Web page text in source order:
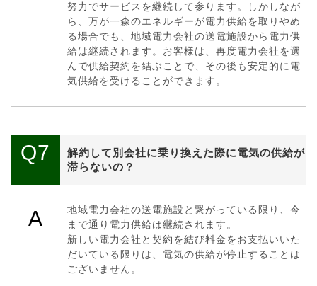
努力でサービスを継続して参ります。しかしなが
ら、万が一森のエネルギーが電力供給を取りやめ
る場合でも、地域電力会社の送電施設から電力供
給は継続されます。お客様は、再度電力会社を選
んで供給契約を結ぶことで、その後も安定的に電
気供給を受けることができます。
Q7
解約して別会社に乗り換えた際に電気の供給が
滞らないの？
A
地域電力会社の送電施設と繋がっている限り、今
まで通り電力供給は継続されます。
新しい電力会社と契約を結び料金をお支払いいた
だいている限りは、電気の供給が停止することは
ございません。